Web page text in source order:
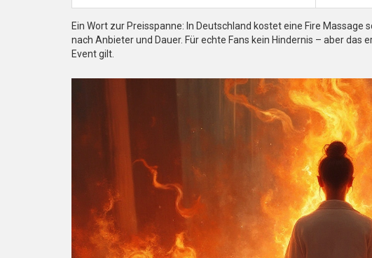
Ein Wort zur Preisspanne: In Deutschland kostet eine Fire Massage
nach Anbieter und Dauer. Für echte Fans kein Hindernis – aber das
Event gilt.